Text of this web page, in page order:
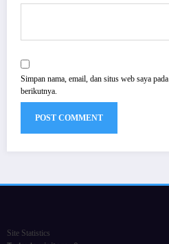
Simpan nama, email, dan situs web saya
berikutnya.
Site Statistics